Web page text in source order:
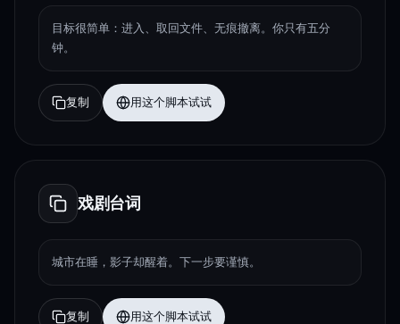
目标很简单：进入、取回文件、无痕撤离。你只有五分
钟。
复制 用这个脚本试试
戏剧台词
城市在睡，影子却醒着。下一步要谨慎。
复制 用这个脚本试试